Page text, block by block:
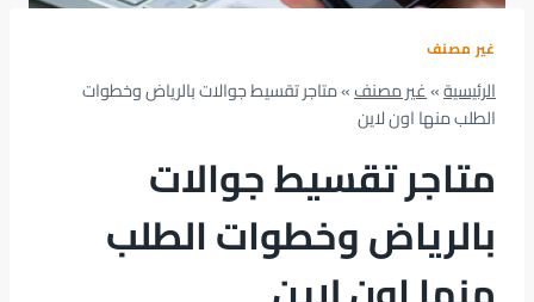
غير مصنف
الرئيسية»غير مصنف»متاجر تقسيط جوالات بالرياض وخطوات
الطلب منها اون لاين
متاجر تقسيط جوالات
بالرياض وخطوات الطلب